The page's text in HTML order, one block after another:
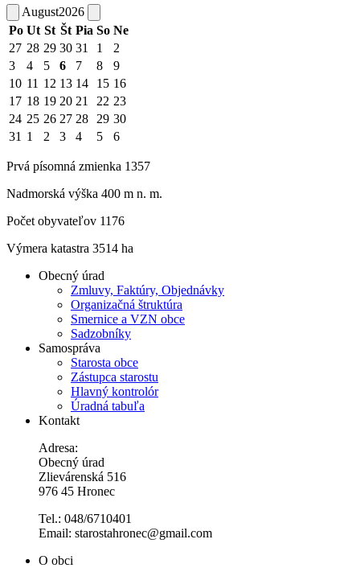
August2026
Po Ut St Št Pia So Ne
27 28 29 30 31 1
2
3
4 5 6 7 8
9
10 11 12 13 14 15 16
17 18 19 20 21 22 23
24 25 26 27 28 29 30
31 1 2 3 4 5 6
Prvá písomná zmienka 1357
Nadmorská výška 400 m n. m.
Počet obyvateľov 1176
Výmera katastra 3514 ha
Obecný úrad
Zmluvy, Faktúry, Objednávky
Organizačná štruktúra
Smernice a VZN obce
Sadzobníky
Samospráva
Starosta obce
Zástupca starostu
Hlavný kontrolór
Úradná tabuľa
Kontakt
Adresa:
Obecný úrad
Zlievárenská 516
976 45 Hronec
Tel.: 048/6710401
Email: starostahronec@gmail.com
O obci